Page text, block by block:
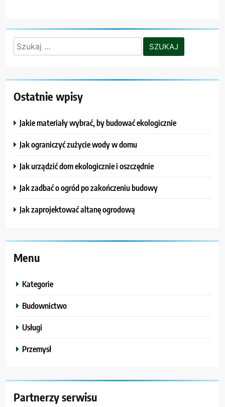
Szukaj:
Ostatnie wpisy
Jakie materiały wybrać, by budować ekologicznie
Jak ograniczyć zużycie wody w domu
Jak urządzić dom ekologicznie i oszczędnie
Jak zadbać o ogród po zakończeniu budowy
Jak zaprojektować altanę ogrodową
Menu
Kategorie
Budownictwo
Usługi
Przemysł
Partnerzy serwisu